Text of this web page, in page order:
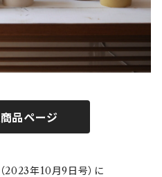
品ページ
（2023年10月9日号）に